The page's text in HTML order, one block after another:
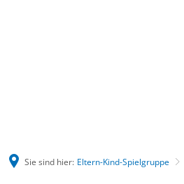
Sie sind hier: Eltern-Kind-Spielgruppe